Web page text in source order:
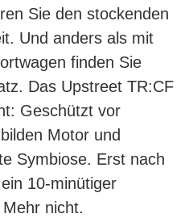
Sie den stockenden
Und anders als mit
finden Sie
Das Upstreet TR:CF
Geschützt vor
Motor und
Symbiose. Erst nach
10-minütiger
nicht.